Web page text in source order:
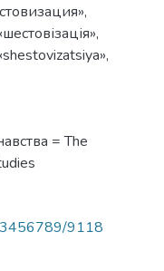
,
,
,
= The
9118